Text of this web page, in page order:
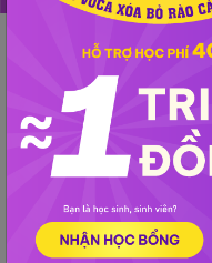
Từ vựng Ngữ pháp
Giải đề thi môn tiếng
Phổ thông
Giải đề thi
Đề thi và đáp án
VOCA đăng lúc 14:20 28/06/2024